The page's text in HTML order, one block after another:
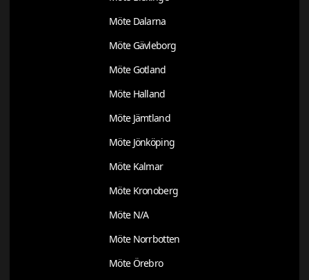
Möte Dalarna
Möte Gävleborg
Möte Gotland
Möte Halland
Möte Jämtland
Möte Jönköping
Möte Kalmar
Möte Kronoberg
Möte N/A
Möte Norrbotten
Möte Örebro